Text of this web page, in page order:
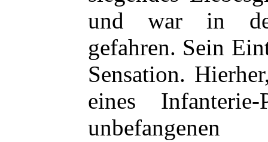
und war in
gefahren. Sein
Sensation.
eines